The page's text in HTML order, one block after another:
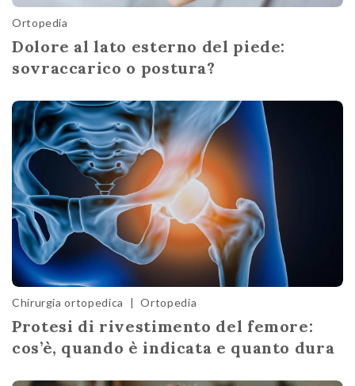
Ortopedia
Dolore al lato esterno del piede:
sovraccarico o postura?
Chirurgia ortopedica | Ortopedia
Protesi di rivestimento del femore:
cos’è, quando è indicata e quanto dura